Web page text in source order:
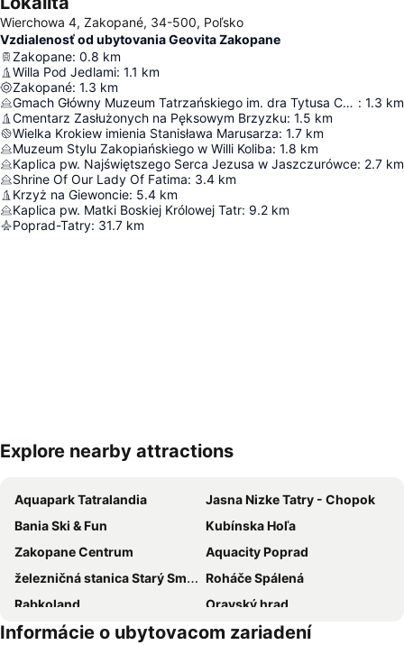
Wierchowa 4, Zakopané, 34-500, Poľsko
Vzdialenosť od ubytovania Geovita Zakopane
Zakopane: 0.8 km
Willa Pod Jedlami: 1.1 km
Zakopané: 1.3 km
Gmach Główny Muzeum Tatrzańskiego im. dra Tytusa Chałubińskiego : 1.3 km
Cmentarz Zasłużonych na Pęksowym Brzyzku: 1.5 km
Wielka Krokiew imienia Stanisława Marusarza: 1.7 km
Muzeum Stylu Zakopiańskiego w Willi Koliba: 1.8 km
Kaplica pw. Najświętszego Serca Jezusa w Jaszczurówce: 2.7 km
Shrine Of Our Lady Of Fatima: 3.4 km
Krzyż na Giewoncie: 5.4 km
Kaplica pw. Matki Boskiej Królowej Tatr: 9.2 km
Poprad-Tatry: 31.7 km
Explore nearby attractions
Aquapark Tatralandia
Jasna Nizke Tatry - Chopok
Bania Ski & Fun
Kubínska Hoľa
Zakopane Centrum
Aquacity Poprad
železničná stanica Starý Smokovec
Roháče Spálená
Rabkoland
Oravský hrad
Aqua Park Zakopane
Starý Smokovec - Hrebienok Funicular
Informácie o ubytovacom zariadení